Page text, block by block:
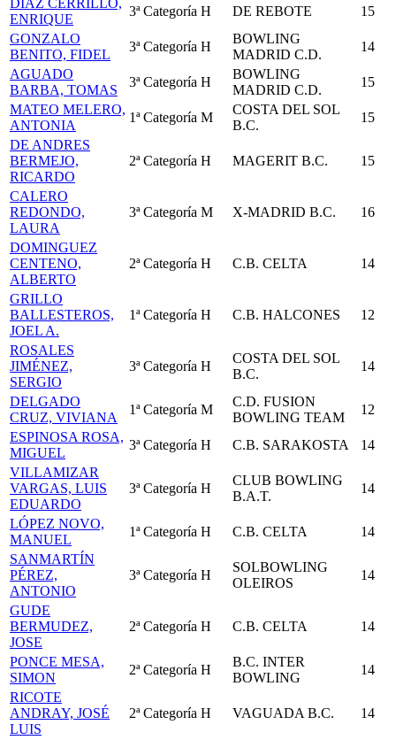
DÍAZ CERRILLO,
ENRIQUE
3ª Categoría H DE REBOTE
15
GONZALO
BENITO, FIDEL
3ª Categoría H
BOWLING
MADRID C.D.
14
AGUADO
BARBA, TOMAS
3ª Categoría H
BOWLING
MADRID C.D.
15
MATEO MELERO,
ANTONIA
1ª Categoría M
COSTA DEL SOL
B.C.
15
DE ANDRES
BERMEJO,
RICARDO
2ª Categoría H MAGERIT B.C. 15
CALERO
REDONDO,
LAURA
3ª Categoría M X-MADRID B.C. 16
DOMINGUEZ
CENTENO,
ALBERTO
2ª Categoría H C.B. CELTA 14
GRILLO
BALLESTEROS,
JOEL A.
1ª Categoría H C.B. HALCONES 12
ROSALES
JIMÉNEZ,
SERGIO
3ª Categoría H
COSTA DEL SOL
B.C.
14
DELGADO
CRUZ, VIVIANA
1ª Categoría M
C.D. FUSION
BOWLING TEAM
12
ESPINOSA ROSA,
MIGUEL
3ª Categoría H C.B. SARAKOSTA
14
VILLAMIZAR
VARGAS, LUIS
EDUARDO
3ª Categoría H
CLUB BOWLING
B.A.T.
14
LÓPEZ NOVO,
MANUEL
1ª Categoría H C.B. CELTA
14
SANMARTÍN
PÉREZ,
ANTONIO
3ª Categoría H
SOLBOWLING
OLEIROS
14
GUDE
BERMUDEZ,
JOSE
2ª Categoría H C.B. CELTA 14
PONCE MESA,
SIMON
2ª Categoría H
B.C. INTER
BOWLING
14
RICOTE
ANDRAY, JOSÉ
LUIS
2ª Categoría H VAGUADA B.C. 14